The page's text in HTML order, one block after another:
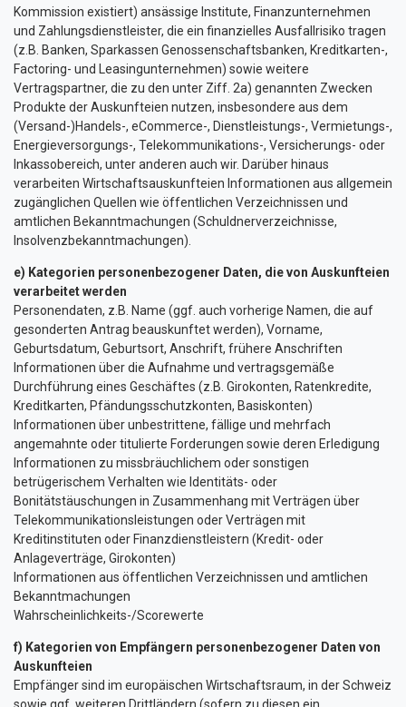
Kommission existiert) ansässige Institute, Finanzunternehmen
und Zahlungsdienstleister, die ein finanzielles Ausfallrisiko tragen
(z.B. Banken, Sparkassen Genossenschaftsbanken, Kreditkarten-,
Factoring- und Leasingunternehmen) sowie weitere
Vertragspartner, die zu den unter Ziff. 2a) genannten Zwecken
Produkte der Auskunfteien nutzen, insbesondere aus dem
(Versand-)Handels-, eCommerce-, Dienstleistungs-, Vermietungs-,
Energieversorgungs-, Telekommunikations-, Versicherungs- oder
Inkassobereich, unter anderen auch wir. Darüber hinaus
verarbeiten Wirtschaftsauskunfteien Informationen aus allgemein
zugänglichen Quellen wie öffentlichen Verzeichnissen und
amtlichen Bekanntmachungen (Schuldnerverzeichnisse,
Insolvenzbekanntmachungen).
e) Kategorien personenbezogener Daten, die von Auskunfteien
verarbeitet werden
Personendaten, z.B. Name (ggf. auch vorherige Namen, die auf
gesonderten Antrag beauskunftet werden), Vorname,
Geburtsdatum, Geburtsort, Anschrift, frühere Anschriften
Informationen über die Aufnahme und vertragsgemäße
Durchführung eines Geschäftes (z.B. Girokonten, Ratenkredite,
Kreditkarten, Pfändungsschutzkonten, Basiskonten)
Informationen über unbestrittene, fällige und mehrfach
angemahnte oder titulierte Forderungen sowie deren Erledigung
Informationen zu missbräuchlichem oder sonstigen
betrügerischem Verhalten wie Identitäts- oder
Bonitätstäuschungen in Zusammenhang mit Verträgen über
Telekommunikationsleistungen oder Verträgen mit
Kreditinstituten oder Finanzdienstleistern (Kredit- oder
Anlageverträge, Girokonten)
Informationen aus öffentlichen Verzeichnissen und amtlichen
Bekanntmachungen
Wahrscheinlichkeits-/Scorewerte
f) Kategorien von Empfängern personenbezogener Daten von
Auskunfteien
Empfänger sind im europäischen Wirtschaftsraum, in der Schweiz